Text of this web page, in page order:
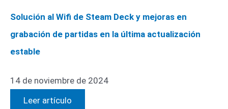
Solución al Wifi de Steam Deck y mejoras en
grabación de partidas en la última actualización
estable
14 de noviembre de 2024
Leer artículo